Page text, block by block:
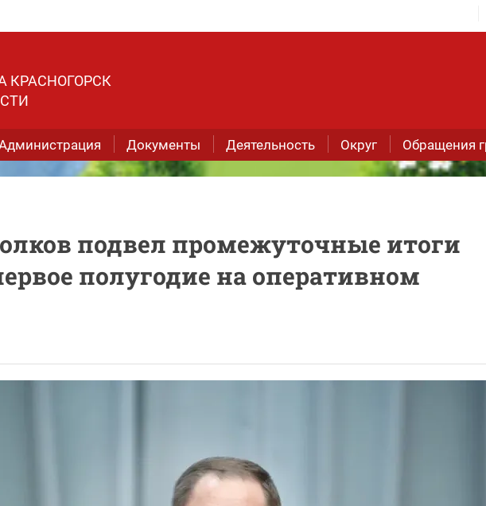
КРАСНОГОРСК
Документы Деятельность Округ Обращения
подвел промежуточные итоги
полугодие на оперативном